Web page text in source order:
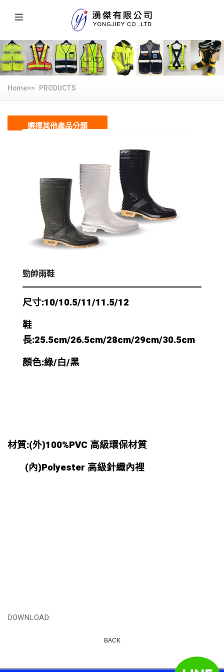
Home>> PRODUCTS
選擇其他產品分類
勁帥雨鞋
尺寸:10/10.5/11/11.5/12
鞋
長:25.5cm/26.5cm/28cm/29cm/30.5cm
顏色:綠/白/黑
材質:(外)100%PVC 高級環保材質
(內)Polyester 高級針織內裡
DOWNLOAD:
BACK